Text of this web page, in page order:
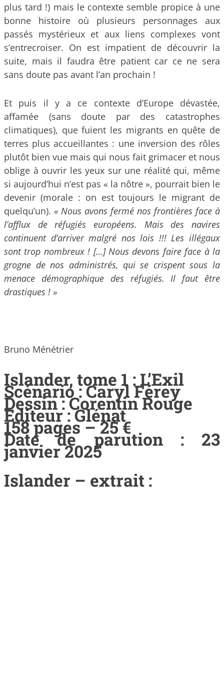
plus tard !) mais le contexte semble propice à une
bonne histoire où plusieurs personnages aux
passés mystérieux et aux liens complexes vont
s’entrecroiser. On est impatient de découvrir la
suite, mais il faudra être patient car ce ne sera
sans doute pas avant l’an prochain !
Et puis il y a ce contexte d’Europe dévastée,
affamée (sans doute par des catastrophes
climatiques), que fuient les migrants en quête de
terres plus accueillantes : une inversion des rôles
plutôt bien vue mais qui nous fait grimacer et nous
oblige à ouvrir les yeux sur une réalité qui, même
si aujourd’hui n’est pas « la nôtre », pourrait bien le
devenir (morale : on est toujours le migrant de
quelqu’un). « Nous avons fermé nos frontières face à
l’afflux de réfugiés européens. Mais des navires
continuent d’arriver malgré nos lois !!! Les illégaux
sont trop nombreux ! […] Nous devons faire face à la
grogne de nos administrés, qui se crispent sous la
menace démographique des réfugiés. Il faut être
drastiques ! »
Bruno Ménétrier
Islander, tome 1 : L’Exil
Scénario : Caryl Férey
Dessin : Corentin Rouge
Editeur : Glénat
158 pages – 25 €
Date de parution : 23
janvier 2025
Islander – extrait :